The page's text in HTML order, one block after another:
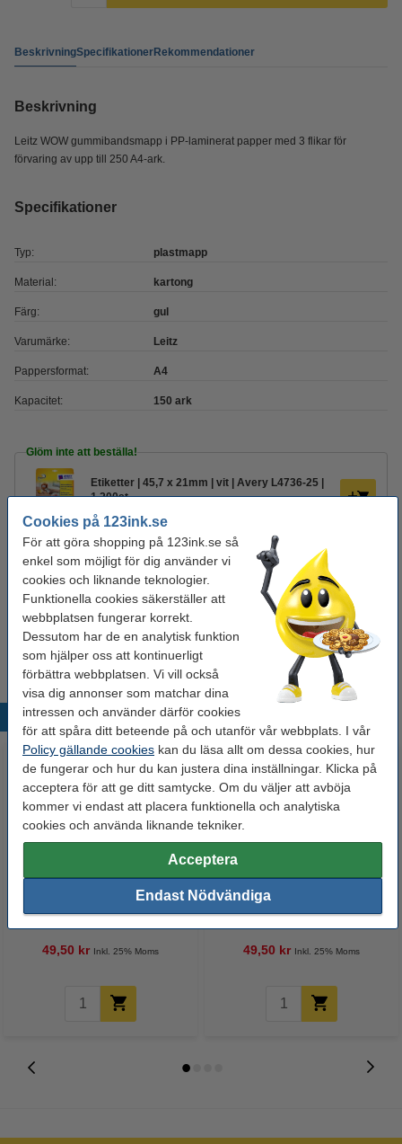
Cookies på 123ink.se
För att göra shopping på 123ink.se så
enkel som möjligt för dig använder vi
cookies och liknande teknologier.
Funktionella cookies säkerställer att
webbplatsen fungerar korrekt.
Dessutom har de en analytisk funktion
som hjälper oss att kontinuerligt
förbättra webbplatsen. Vi vill också
visa dig annonser som matchar dina
intressen och använder därför cookies
för att spåra ditt beteende på och utanför vår webbplats. I vår
Policy gällande cookies kan du läsa allt om dessa cookies, hur
de fungerar och hur du kan justera dina inställningar. Klicka på
acceptera för att ge ditt samtycke. Om du väljer att avböja
kommer vi endast att placera funktionella och analytiska
cookies och använda liknande tekniker.
Acceptera
Endast Nödvändiga
BeskrivningSpecifikationerRekommendationer
Beskrivning
Leitz WOW gummibandsmapp i PP-laminerat papper med 3 flikar för
förvaring av upp till 250 A4-ark.
Specifikationer
Typ: plastmapp
Material: kartong
Färg: gul
Varumärke: Leitz
Pappersformat: A4
Kapacitet: 150 ark
Glöm inte att beställa!
Etiketter | 45,7 x 21mm | vit | Avery L4736-25 |
1.200st
189 kr
Märkpenna permanent 1.5mm - 3mm | 123ink |
sorterade färger | 3st
65 kr
Överstrykningspenna 123ink | sorterade färger
60 kr
Populära produkter
Gummibandsmapp A4 | Leitz
49,50 kr Inkl. 25% Moms
Gummibandsmapp A4 | Leitz
3982 WOW isblå
49,50 kr Inkl. 25% Moms